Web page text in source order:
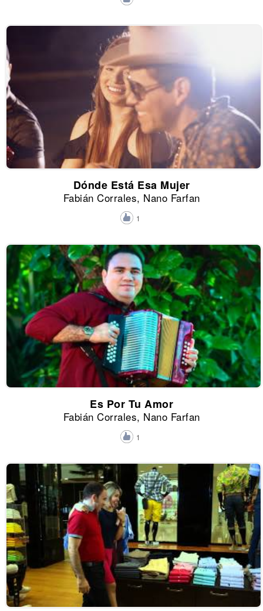
Dónde Está Esa Mujer
Fabián Corrales, Nano Farfan
1
Es Por Tu Amor
Fabián Corrales, Nano Farfan
1